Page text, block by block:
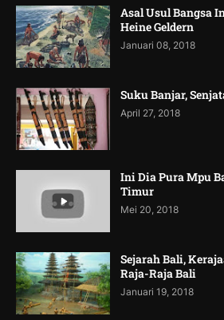
Asal Usul Bangsa
Heine Geldern
Januari 08, 2018
Suku Banjar,
April 27, 2018
Ini Dia Pura Mpu
Timur
Mei 20, 2018
Sejarah Bali,
Raja-Raja Bali
Januari 19, 2018